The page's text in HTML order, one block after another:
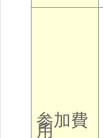
参加費
用